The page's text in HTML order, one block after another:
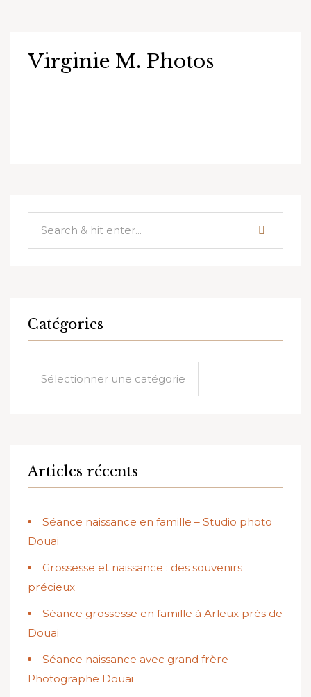
Virginie M. Photos
Catégories
Articles récents
Séance naissance en famille – Studio photo
Douai
Grossesse et naissance : des souvenirs
précieux
Séance grossesse en famille à Arleux près de
Douai
Séance naissance avec grand frère –
Photographe Douai